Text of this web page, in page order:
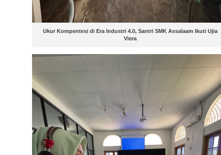
Ukur Kompentesi di Era Industri 4.0, Santri SMK Assalaam Ikuti Ujia
Viera